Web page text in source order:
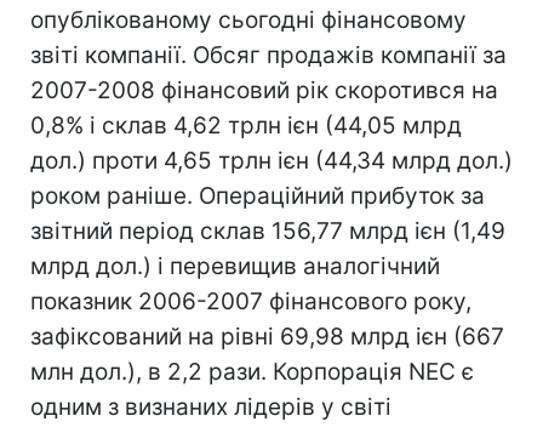
опублікованому сьогодні фінансовому
звіті компанії. Обсяг продажів компанії за
2007-2008 фінансовий рік скоротився на
0,8% і склав 4,62 трлн ієн (44,05 млрд
дол.) проти 4,65 трлн ієн (44,34 млрд дол.)
роком раніше. Операційний прибуток за
звітний період склав 156,77 млрд ієн (1,49
млрд дол.) і перевищив аналогічний
показник 2006-2007 фінансового року,
зафіксований на рівні 69,98 млрд ієн (667
млн дол.), в 2,2 рази. Корпорація NEC є
одним з визнаних лідерів у світі